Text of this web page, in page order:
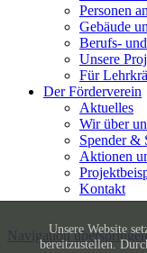
Unsere Website
bereitzustellen.
Personen
Gebäude
Berufs-
Unsere
Für
Der Förderverein
Aktuelles
Wir über
Spender &
Aktionen
Kontakt
Navigation überspringen